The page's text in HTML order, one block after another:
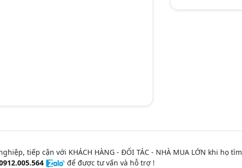
tiếp cận với KHÁCH HÀNG - ĐỐI TÁC - NHÀ MUA LỚN khi họ tìm
để được tư vấn và hỗ trợ !